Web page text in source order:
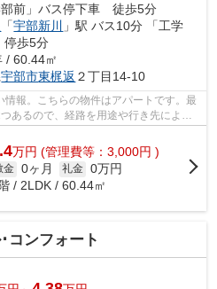
部前」バス停下車 徒歩5分
「宇部新川
」駅 バス10分 「工学
停歩5分
/ 60.44㎡
宇部市東梶返 ２丁目14-10
報。こちらの物件はアパートです。最
あるので、経路を用途や行き先によっ
に不...
万円 (管理費等：3,000円 )
金 0ヶ月 礼金 0万円
/ 2LDK / 60.44㎡
コンフォート